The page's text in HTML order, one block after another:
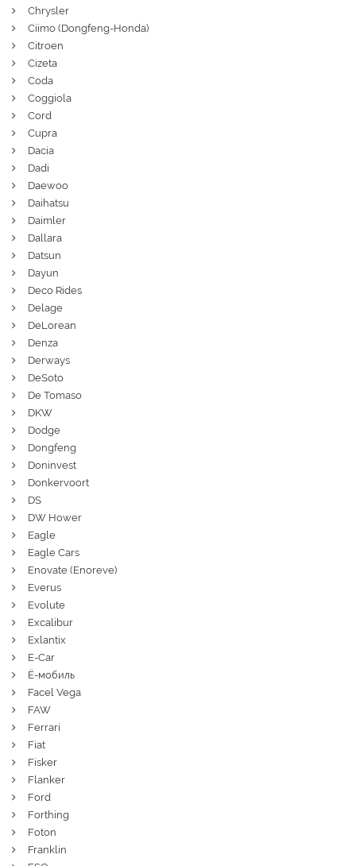
Chrysler
Ciimo (Dongfeng-Honda)
Citroen
Cizeta
Coda
Coggiola
Cord
Cupra
Dacia
Dadi
Daewoo
Daihatsu
Daimler
Dallara
Datsun
Dayun
Deco Rides
Delage
DeLorean
Denza
Derways
DeSoto
De Tomaso
DKW
Dodge
Dongfeng
Doninvest
Donkervoort
DS
DW Hower
Eagle
Eagle Cars
Enovate (Enoreve)
Everus
Evolute
Excalibur
Exlantix
E-Car
Ё-мобиль
Facel Vega
FAW
Ferrari
Fiat
Fisker
Flanker
Ford
Forthing
Foton
Franklin